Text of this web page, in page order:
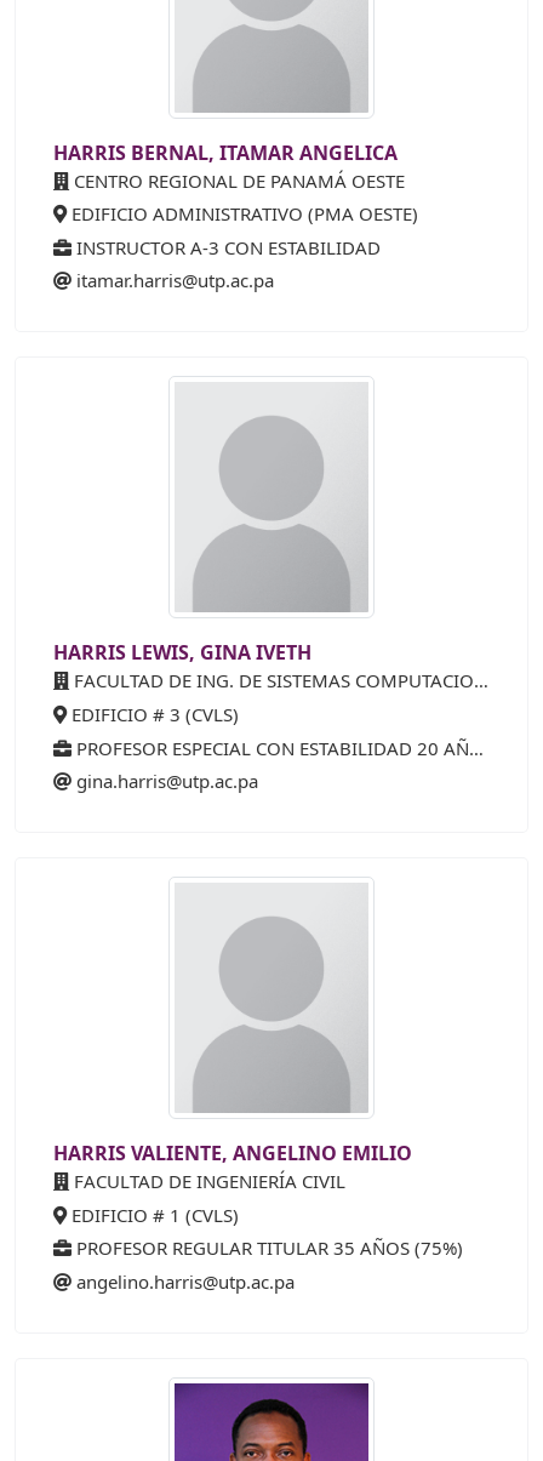
HARRIS BERNAL, ITAMAR ANGELICA
CENTRO REGIONAL DE PANAMÁ OESTE
EDIFICIO ADMINISTRATIVO (PMA OESTE)
INSTRUCTOR A-3 CON ESTABILIDAD
itamar.harris@utp.ac.pa
HARRIS LEWIS, GINA IVETH
FACULTAD DE ING. DE SISTEMAS COMPUTACIONALES
EDIFICIO # 3 (CVLS)
PROFESOR ESPECIAL CON ESTABILIDAD 20 AÑOS (40%)
gina.harris@utp.ac.pa
HARRIS VALIENTE, ANGELINO EMILIO
FACULTAD DE INGENIERÍA CIVIL
EDIFICIO # 1 (CVLS)
PROFESOR REGULAR TITULAR 35 AÑOS (75%)
angelino.harris@utp.ac.pa